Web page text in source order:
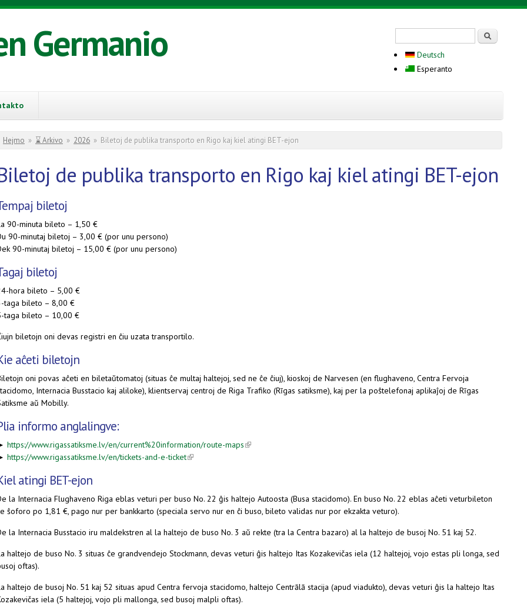
Germanio
Deutsch
Esperanto
You are here
Hejmo » ⌛ Arkivo » 2026 » Biletoj de publika transporto en Rigo kaj kiel atingi BET-ejon
de publika transporto en Rigo kaj kiel atingi BET-ejon
biletoj
90-minuta bileto – 1,50 €
90-minutaj biletoj – 3,00 € (por unu persono)
90-minutaj biletoj – 15,00 € (por unu persono)
biletoj
hora bileto – 5,00 €
taga bileto – 8,00 €
taga bileto – 10,00 €
biletojn oni devas registri en ĉiu uzata transportilo.
aĉeti biletojn
oni povas aĉeti en biletaŭtomatoj (situas ĉe multaj haltejoj, sed ne ĉe ĉiuj), kioskoj de Narvesen (en flughaveno, Centra Fervoja
Internacia Busstacio kaj aliloke), klientservaj centroj de Riga Trafiko (Rīgas satiksme), kaj per la poŝtelefonaj aplikaĵoj de Rīgas
aŭ Mobilly.
informo anglalingve:
https://www.rigassatiksme.lv/en/current%20information/route-maps(link is external)
https://www.rigassatiksme.lv/en/tickets-and-e-ticket(link is external)
atingi BET-ejon
la Internacia Flughaveno Riga eblas veturi per buso No. 22 ĝis haltejo Autoosta (Busa stacidomo). En buso No. 22 eblas aĉeti veturbileton
ŝoforo po 1,81 €, pago nur per bankkarto (speciala servo nur en ĉi buso, bileto validas nur por ekzakta veturo).
la Internacia Busstacio iru maldekstren al la haltejo de buso No. 3 aŭ rekte (tra la Centra bazaro) al la haltejo de busoj No. 51 kaj 52.
haltejo de buso No. 3 situas ĉe grandvendejo Stockmann, devas veturi ĝis haltejo Itas Kozakevičas iela (12 haltejoj, vojo estas pli longa, sed
oftas).
haltejo de busoj No. 51 kaj 52 situas apud Centra fervoja stacidomo, haltejo Centrālā stacija (apud viadukto), devas veturi ĝis la haltejo Itas
iela (5 haltejoj, vojo pli mallonga, sed busoj malpli oftas).